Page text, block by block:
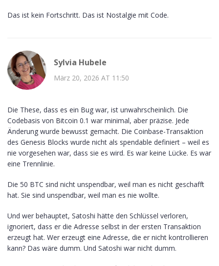
Das ist kein Fortschritt. Das ist Nostalgie mit Code.
Sylvia Hubele
März 20, 2026 AT 11:50
Die These, dass es ein Bug war, ist unwahrscheinlich. Die
Codebasis von Bitcoin 0.1 war minimal, aber präzise. Jede
Änderung wurde bewusst gemacht. Die Coinbase-Transaktion
des Genesis Blocks wurde nicht als spendable definiert – weil es
nie vorgesehen war, dass sie es wird. Es war keine Lücke. Es war
eine Trennlinie.
Die 50 BTC sind nicht unspendbar, weil man es nicht geschafft
hat. Sie sind unspendbar, weil man es nie wollte.
Und wer behauptet, Satoshi hätte den Schlüssel verloren,
ignoriert, dass er die Adresse selbst in der ersten Transaktion
erzeugt hat. Wer erzeugt eine Adresse, die er nicht kontrollieren
kann? Das wäre dumm. Und Satoshi war nicht dumm.